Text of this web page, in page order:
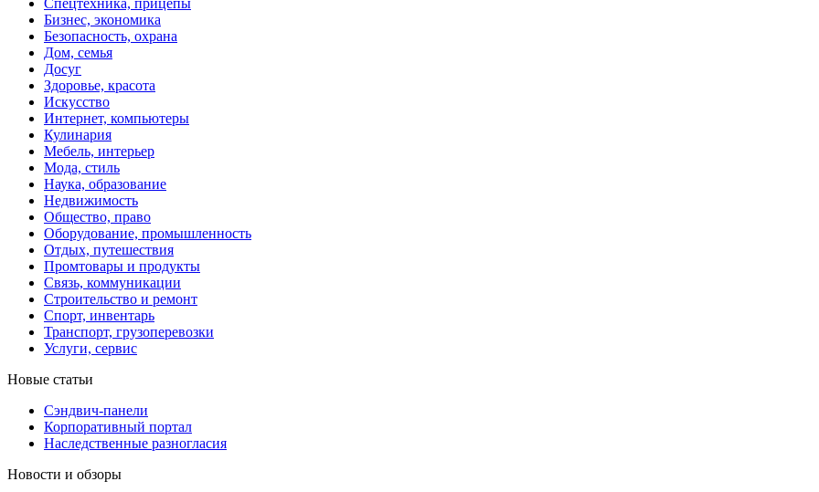
Спецтехника, прицепы
Бизнес, экономика
Безопасность, охрана
Дом, семья
Досуг
Здоровье, красота
Искусство
Интернет, компьютеры
Кулинария
Мебель, интерьер
Мода, стиль
Наука, образование
Недвижимость
Общество, право
Оборудование, промышленность
Отдых, путешествия
Промтовары и продукты
Связь, коммуникации
Строительство и ремонт
Cпорт, инвентарь
Транспорт, грузоперевозки
Услуги, сервис
Новые статьи
Сэндвич-панели
Корпоративный портал
Наследственные разногласия
Новости и обзоры